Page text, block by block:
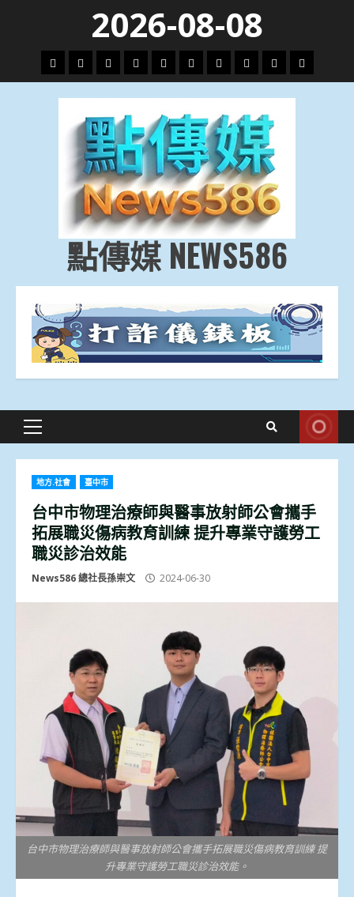
content
2026-08-08
頭
條
財
經
地
方.
會
文
教.
技
專
題
娛
樂
劇
政
治
國
際
運
動
生
活
點傳媒 NEWS586
Primary
地方.社會 臺中市
台中市物理治療師與醫事放射師公會攜手
拓展職災傷病教育訓練 提升專業守護勞工
職災診治效能
News586 總社長孫崇文 2024-06-30
台中市物理治療師與醫事放射師公會攜手拓展職災傷病教育訓練 提
升專業守護勞工職災診治效能。